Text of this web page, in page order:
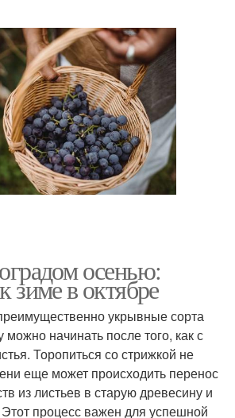
осенью:
зиме в октябре
укрывные сорта
можно начинать после того, как с
Торопиться со стрижкой не
еще может происходить перенос
из листьев в старую древесину и
процесс важен для успешной